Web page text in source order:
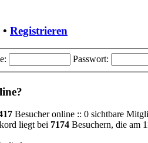
• Registrieren
Passwort:
Besucher online :: 0 sichtbare
liegt bei 7174 Besuchern, die am